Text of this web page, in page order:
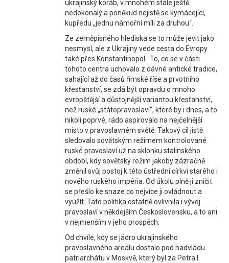
ukrajinský koráb, v mnohém stále ještě
nedokonalý a poněkud nejistě se kymácející,
kupředu „jednu námořní míli za druhou“.
Ze zeměpisného hlediska se to může jevit jako
nesmysl, ale z Ukrajiny vede cesta do Evropy
také přes Konstantinopol. To, co se v části
tohoto centra uchovalo z dávné antické tradice,
sahající až do časů římské říše a prvotního
křesťanství, se zdá být opravdu o mnoho
evropštější a důstojnější variantou křesťanství,
než ruské „státopravoslaví“, které by i dnes, a to
nikoli poprvé, rádo aspirovalo na nejčelnější
místo v pravoslavném světě. Takový cíl jistě
sledovalo sovětským režimem kontrolované
ruské pravoslaví už na sklonku stalinského
období, kdy sovětský režim jakoby zázračně
změnil svůj postoj k této ústřední církvi starého i
nového ruského impéria. Od úkolu plně ji zničit
se přešlo ke snaze co nejvíce ji ovládnout a
využít. Tato politika ostatně ovlivnila i vývoj
pravoslaví v někdejším Československu, a to ani
v nejmenším v jeho prospěch.
Od chvíle, kdy se jádro ukrajinského
pravoslavného areálu dostalo pod nadvládu
patriarchátu v Moskvě, který byl za Petra I.